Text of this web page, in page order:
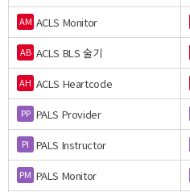
AM ACLS Monitor
AB ACLS BLS 술기
AH ACLS Heartcode
PP PALS Provider
PI PALS Instructor
PM PALS Monitor